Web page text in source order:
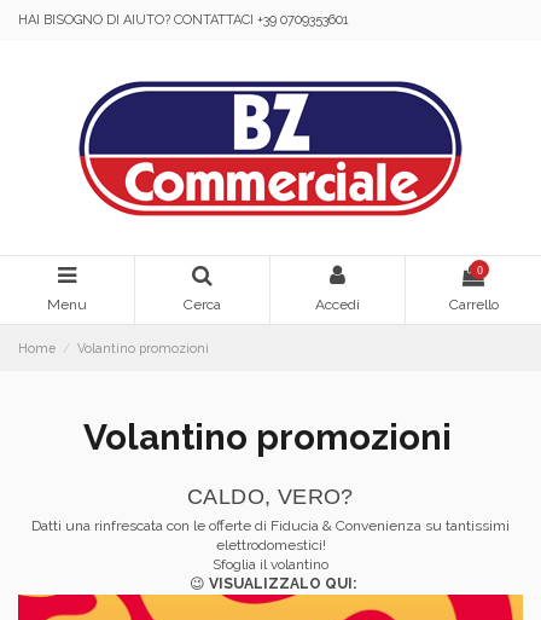
HAI BISOGNO DI AIUTO? CONTATTACI +39 0709353601
Menu Cerca Accedi
0
Carrello
Home Volantino promozioni
Volantino promozioni
CALDO, VERO?
Datti una rinfrescata con le offerte di Fiducia & Convenienza su tantissimi
elettrodomestici!
Sfoglia il volantino
😉 VISUALIZZALO QUI: